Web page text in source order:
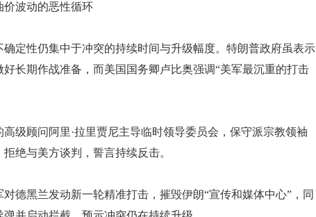
波动的恶性循环
性仍集中于冲突的持续时间与升级幅度。特朗普政府虽表示
长期作战准备，而美国国务卿卢比奥强调“美军最沉重的打击
顾问阿里·拉里贾尼主导临时领导委员会，保守派宗教领袖
绝与美方谈判，誓言持续反击。
黑兰发动新一轮精准打击，摧毁伊朗“宣传和媒体中心”，同